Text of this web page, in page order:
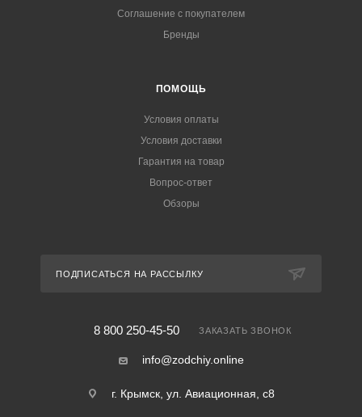
Соглашение с покупателем
Бренды
ПОМОЩЬ
Условия оплаты
Условия доставки
Гарантия на товар
Вопрос-ответ
Обзоры
ПОДПИСАТЬСЯ НА РАССЫЛКУ
8 800 250-45-50 ЗАКАЗАТЬ ЗВОНОК
info@zodchiy.online
г. Крымск, ул. Авиационная, с8